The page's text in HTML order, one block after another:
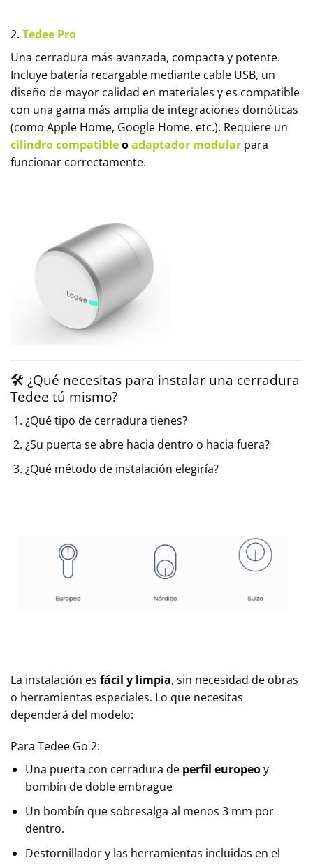
2. Tedee Pro
Una cerradura más avanzada, compacta y potente.
Incluye batería recargable mediante cable USB, un
diseño de mayor calidad en materiales y es compatible
con una gama más amplia de integraciones domóticas
(como Apple Home, Google Home, etc.). Requiere un
cilindro compatibleoadaptador modular para
funcionar correctamente.
🛠 ¿Qué necesitas para instalar una cerradura
Tedee tú mismo?
¿Qué tipo de cerradura tienes?
¿Su puerta se abre hacia dentro o hacia fuera?
¿Qué método de instalación elegiría?
La instalación es fácil y limpia, sin necesidad de obras
o herramientas especiales. Lo que necesitas
dependerá del modelo:
Para Tedee Go 2:
Una puerta con cerradura de perfil europeoy
bombín de doble embrague
Un bombín que sobresalga al menos 3 mm por
dentro.
Destornillador y las herramientas incluidas en el